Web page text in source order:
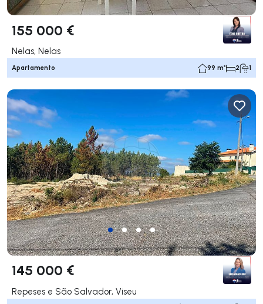
155 000 €
Nelas, Nelas
Apartamento 99 m² 2 1
145 000 €
Repeses e São Salvador, Viseu